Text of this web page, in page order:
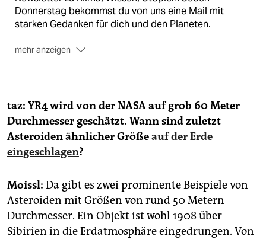
Donnerstag bekommst du von uns eine Mail mit
starken Gedanken für dich und den Planeten.
mehr anzeigen
taz: YR4 wird von der NASA auf grob 60 Meter
Durchmesser geschätzt. Wann sind zuletzt
Asteroiden ähnlicher Größeauf der Erde
eingeschlagen?
Moissl: Da gibt es zwei prominente Beispiele von
Asteroiden mit Größen von rund 50 Metern
Durchmesser. Ein Objekt ist wohl 1908 über
Sibirien in die Erdatmosphäre eingedrungen. Von